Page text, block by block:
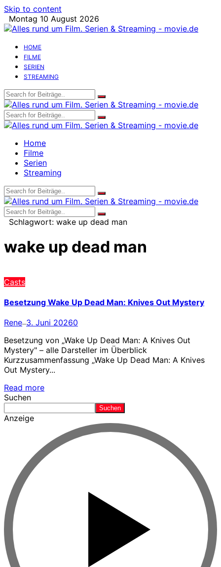
Skip to content
Montag 10 August 2026
HOME
FILME
SERIEN
STREAMING
Home
Filme
Serien
Streaming
Schlagwort: wake up dead man
wake up dead man
Casts
Besetzung Wake Up Dead Man: Knives Out Mystery
Rene—3. Juni 20260
Besetzung von „Wake Up Dead Man: A Knives Out
Mystery" – alle Darsteller im Überblick
Kurzzusammenfassung „Wake Up Dead Man: A Knives
Out Mystery...
Read more
Suchen
Suchen
Anzeige